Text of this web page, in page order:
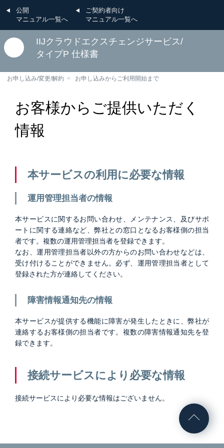
公開
マニュアル一覧へ
ご契約者向け
マニュアル一覧へ
IIJクラウドエクスチェンジサービス/
タイプP 仕様書
お申し込み/変更/解約 お申し込みからご利用開始まで
お客様からご提供いただく
情報
本サービスの利用に必要な情報
運用管理担当者の情報
本サービスに関するお問い合わせ、メンテナンス、及びサポ
ートに関する連絡など、弊社との窓口となるお客様側の担当
者です。複数の運用管理担当者を登録できます。
なお、運用管理担当者以外の方からのお問い合わせなどは、
受け付けることができません。必ず、運用管理担当者として
登録された方が連絡してください。
障害情報通知先の情報
本サービスが提供する機能に障害が発生したときに、弊社が
連絡するお客様側の担当者です。複数の障害情報通知先を登
録できます。
接続サービスにより必要な情報
接続サービスにより必要な情報はございません。